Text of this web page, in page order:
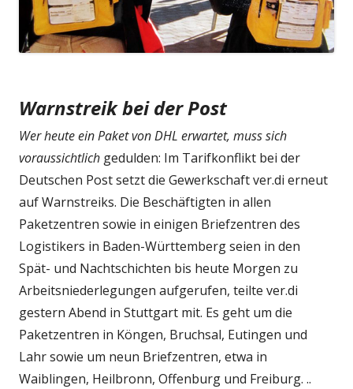
Warnstreik bei der Post
Wer heute ein Paket von DHL erwartet, muss sich
voraussichtlich gedulden: Im Tarifkonflikt bei der
Deutschen Post setzt die Gewerkschaft ver.di erneut
auf Warnstreiks. Die Beschäftigten in allen
Paketzentren sowie in einigen Briefzentren des
Logistikers in Baden-Württemberg seien in den
Spät- und Nachtschichten bis heute Morgen zu
Arbeitsniederlegungen aufgerufen, teilte ver.di
gestern Abend in Stuttgart mit. Es geht um die
Paketzentren in Köngen, Bruchsal, Eutingen und
Lahr sowie um neun Briefzentren, etwa in
Waiblingen, Heilbronn, Offenburg und Freiburg. ..